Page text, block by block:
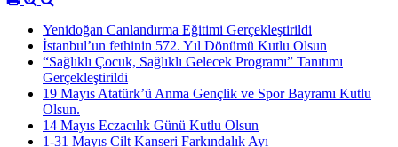
Yenidoğan Canlandırma Eğitimi Gerçekleştirildi
İstanbul’un fethinin 572. Yıl Dönümü Kutlu Olsun
“Sağlıklı Çocuk, Sağlıklı Gelecek Programı” Tanıtımı
Gerçekleştirildi
19 Mayıs Atatürk’ü Anma Gençlik ve Spor Bayramı Kutlu
Olsun.
14 Mayıs Eczacılık Günü Kutlu Olsun
1-31 Mayıs Cilt Kanseri Farkındalık Ayı